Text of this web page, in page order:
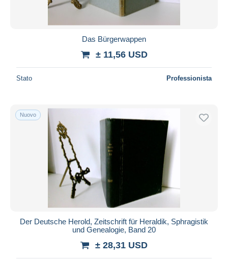
Prezzo
Solo sconto
Spedizione gratuita
Metodi di pagamento
PayPal
Bonifico bancario
Visa
Mastercard
Bancontact
iDeal
Das Bürgerwappen
± 11,56 USD
Stato Professionista
Nuovo
Der Deutsche Herold, Zeitschrift für Heraldik, Sphragistik
und Genealogie, Band 20
± 28,31 USD